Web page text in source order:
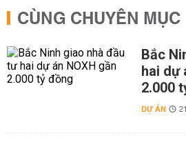
CÙNG CHUYÊN MỤC
Bắc
hai dự
2.000
DỰ ÁN